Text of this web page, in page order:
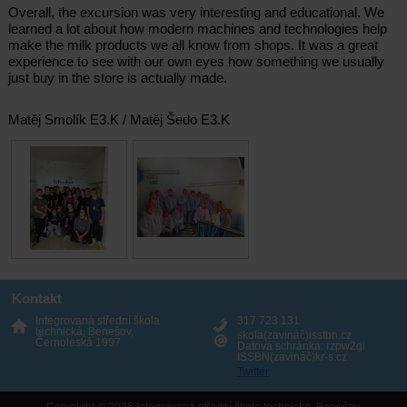
Overall, the excursion was very interesting and educational. We
learned a lot about how modern machines and technologies help
make the milk products we all know from shops. It was a great
experience to see with our own eyes how something we usually
just buy in the store is actually made.
Matěj Smolík E3.K / Matěj Šedo E3.K
Kontakt
Integrovaná střední škola
technická, Benešov,
Černoleská 1997
317 723 131
skola(zavináč)isstbn.cz
Datová schránka: rzpw2gi
ISSBN(zavináč)kr-s.cz